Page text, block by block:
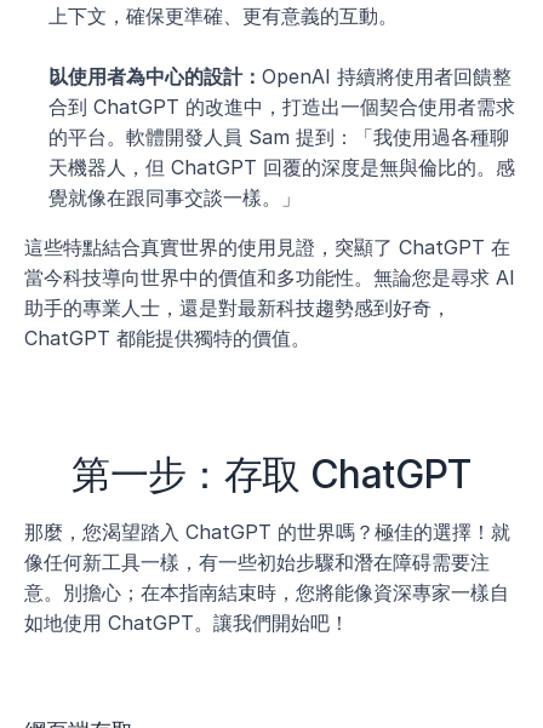
上下文，確保更準確、更有意義的互動。
以使用者為中心的設計： OpenAI 持續將使用者回饋整
合到 ChatGPT 的改進中，打造出一個契合使用者需求
的平台。軟體開發人員 Sam 提到：「我使用過各種聊
天機器人，但 ChatGPT 回覆的深度是無與倫比的。感
覺就像在跟同事交談一樣。」
這些特點結合真實世界的使用見證，突顯了 ChatGPT 在
當今科技導向世界中的價值和多功能性。無論您是尋求 AI
助手的專業人士，還是對最新科技趨勢感到好奇，
ChatGPT 都能提供獨特的價值。
第一步：存取 ChatGPT
那麼，您渴望踏入 ChatGPT 的世界嗎？極佳的選擇！就
像任何新工具一樣，有一些初始步驟和潛在障碍需要注
意。別擔心；在本指南結束時，您將能像資深專家一樣自
如地使用 ChatGPT。讓我們開始吧！